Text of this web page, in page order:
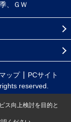
、ＧＷ
ップ
PCサイト
reserved.
ス向上検討を目的と